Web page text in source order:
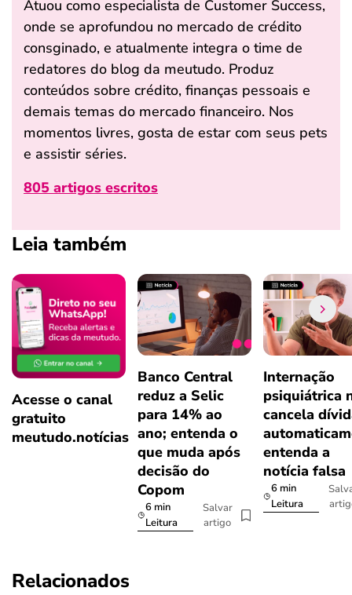
Atuou como especialista de Customer Success,
onde se aprofundou no mercado de crédito
consginado, e atualmente integra o time de
redatores do blog da meutudo. Produz
conteúdos sobre crédito, finanças pessoais e
demais temas do mercado financeiro. Nos
momentos livres, gosta de estar com seus pets
e assistir séries.
805 artigos escritos
Leia também
Acesse o canal
gratuito
meutudo.notícias
Banco Central
reduz a Selic
para 14% ao
ano; entenda o
que muda após
decisão do
Copom
6 min
Leitura
Salvar
artigo
Internação
psiquiátrica
cancela
entenda a
notícia falsa
6 min
Leitura
Relacionados